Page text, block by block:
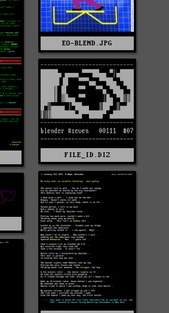
EO-BLEND.JPG
FILE_ID.DIZ